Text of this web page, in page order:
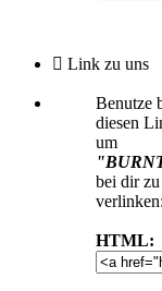
Link zu uns
Benutze
diesen
um
bei dir zu
verlinken:
HTML: